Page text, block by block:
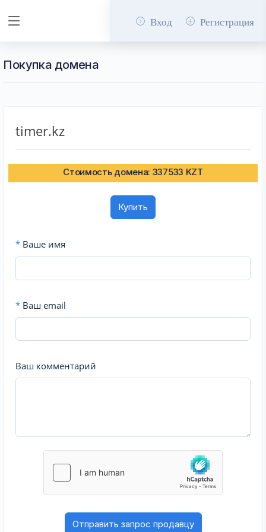
Вход Регистрация
Покупка домена
timer.kz
Стоимость домена: 337533 KZT
Купить
* Ваше имя
* Ваш email
Ваш комментарий